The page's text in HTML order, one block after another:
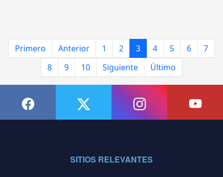
Primero Anterior 1 2 3 4 5 6
7
8
9 10 Siguiente Último
SITIOS RELEVANTES